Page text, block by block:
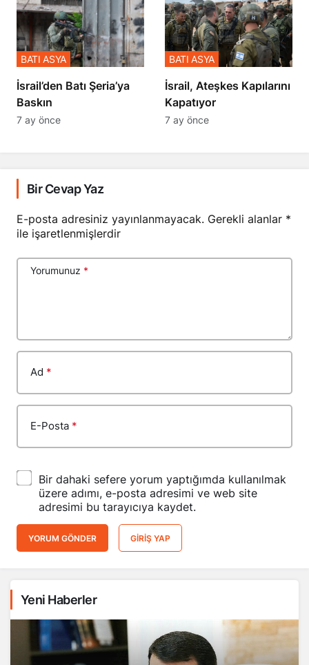
​​​​​​​İsrail’den Batı Şeria’ya
Baskın
BATI ASYA
7 ay önce
İsrail, Ateşkes Kapılarını
Kapatıyor
BATI ASYA
7 ay önce
Bir Cevap Yaz
E-posta adresiniz yayınlanmayacak. Gerekli alanlar *
ile işaretlenmişlerdir
Yorumunuz *
Ad *
E-Posta *
Bir dahaki sefere yorum yaptığımda kullanılmak
üzere adımı, e-posta adresimi ve web site
adresimi bu tarayıcıya kaydet.
YORUM GÖNDER GIRIŞ YAP
Yeni Haberler